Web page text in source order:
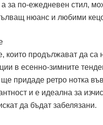
а за по-ежедневен стил,
нюанс и любими
които продължават да
в есенно-зимните
придаде ретро нотка
и е идеална за
да бъдат забелязани.